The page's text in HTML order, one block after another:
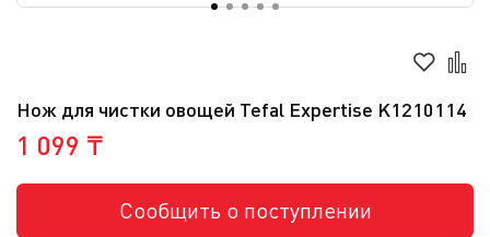
Нож для чистки овощей Tefal Expertise K1210114
1 099 ₸
Сообщить о поступлении